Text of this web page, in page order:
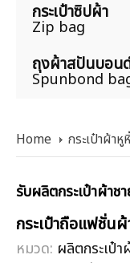
กระเป๋าซิปผ้า
Zip bag
ถุงผ้าสปันบอน
Spunbond
Home กระเป๋าผ้าหู
รับผลิตกระเป๋าผ้า
กระเป๋าถือแฟชั่น
หมวด: ผลิตกระเป๋